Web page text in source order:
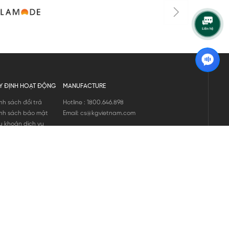
ĐỊNH HOẠT ĐỘNG
sách đổi trả
sách bảo mật
khoản dịch vụ
MANUFACTURE
Hotline : 1800.646.898
Email: cs@kgvietnam.com